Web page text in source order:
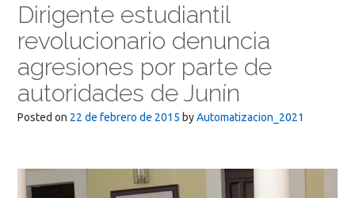
Dirigente estudiantil
revolucionario denuncia
agresiones por parte de
autoridades de Junín
Posted on 22 de febrero de 2015 byAutomatizacion_2021